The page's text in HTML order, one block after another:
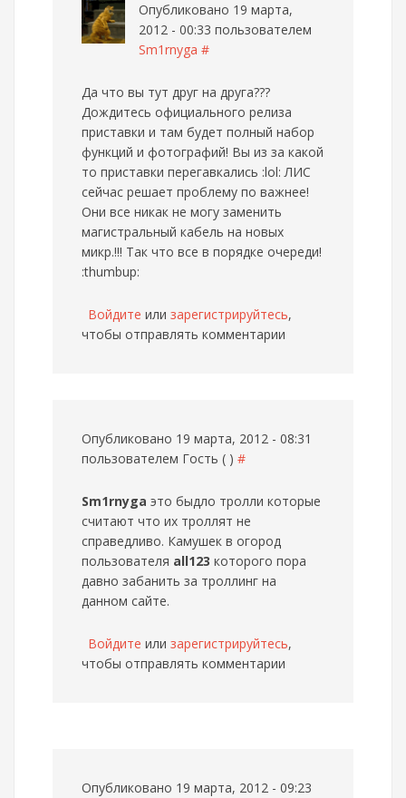
Опубликовано 19 марта,
2012 - 00:33 пользователем
Sm1rnyga #
Да что вы тут друг на друга???
Дождитесь официального релиза
приставки и там будет полный набор
функций и фотографий! Вы из за какой
то приставки перегавкались :lol: ЛИС
сейчас решает проблему по важнее!
Они все никак не могу заменить
магистральный кабель на новых
микр.!!! Так что все в порядке очереди!
:thumbup:
Войдите или зарегистрируйтесь,
чтобы отправлять комментарии
Опубликовано 19 марта, 2012 - 08:31
пользователем Гость ( ) #
Sm1rnyga это быдло тролли которые
считают что их троллят не
справедливо. Камушек в огород
пользователя all123 которого пора
давно забанить за троллинг на
данном сайте.
Войдите или зарегистрируйтесь,
чтобы отправлять комментарии
Опубликовано 19 марта, 2012 - 09:23